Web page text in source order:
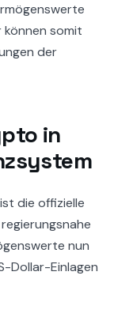
können somit
der
in
die offizielle
nun
Dollar-Einlagen